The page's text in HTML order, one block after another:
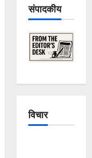
संपादकीय
विचार